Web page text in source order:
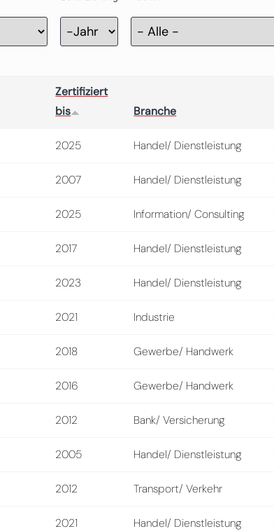
Zertifizierung
Jahr
Zertifiziert
bis
Branche
2025 Handel/ Dienstleistung
2007 Handel/ Dienstleistung
2025 Information/ Consulting
2017 Handel/ Dienstleistung
2023 Handel/ Dienstleistung
2021 Industrie
2018 Gewerbe/ Handwerk
2016 Gewerbe/ Handwerk
2012 Bank/ Versicherung
2005 Handel/ Dienstleistung
2012 Transport/ Verkehr
2021 Handel/ Dienstleistung